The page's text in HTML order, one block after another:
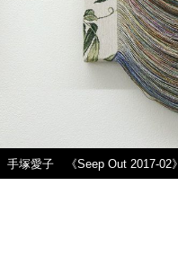
手塚愛子 《Seep Out 2017-02》